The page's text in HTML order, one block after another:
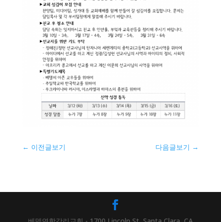
← 이전글보기 다음글보기 →